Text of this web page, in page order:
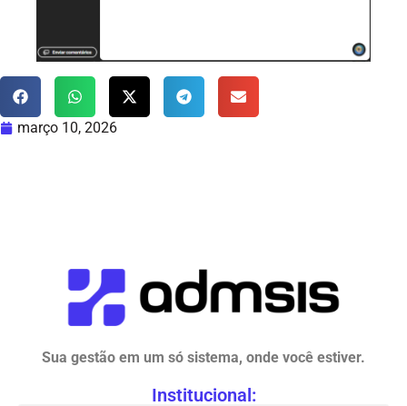
março 10, 2026
Sua gestão em um só sistema, onde você estiver.
Institucional: